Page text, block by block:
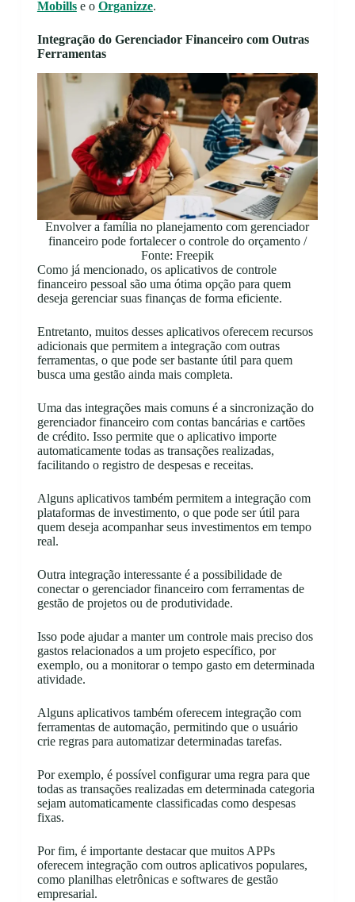
Mobillse o Organizze.
Integração do Gerenciador Financeiro com Outras
Ferramentas
Envolver a família no planejamento com gerenciador
financeiro pode fortalecer o controle do orçamento /
Fonte: Freepik
Como já mencionado, os aplicativos de controle
financeiro pessoal são uma ótima opção para quem
deseja gerenciar suas finanças de forma eficiente.
Entretanto, muitos desses aplicativos oferecem recursos
adicionais que permitem a integração com outras
ferramentas, o que pode ser bastante útil para quem
busca uma gestão ainda mais completa.
Uma das integrações mais comuns é a sincronização do
gerenciador financeiro com contas bancárias e cartões
de crédito. Isso permite que o aplicativo importe
automaticamente todas as transações realizadas,
facilitando o registro de despesas e receitas.
Alguns aplicativos também permitem a integração com
plataformas de investimento, o que pode ser útil para
quem deseja acompanhar seus investimentos em tempo
real.
Outra integração interessante é a possibilidade de
conectar o gerenciador financeiro com ferramentas de
gestão de projetos ou de produtividade.
Isso pode ajudar a manter um controle mais preciso dos
gastos relacionados a um projeto específico, por
exemplo, ou a monitorar o tempo gasto em determinada
atividade.
Alguns aplicativos também oferecem integração com
ferramentas de automação, permitindo que o usuário
crie regras para automatizar determinadas tarefas.
Por exemplo, é possível configurar uma regra para que
todas as transações realizadas em determinada categoria
sejam automaticamente classificadas como despesas
fixas.
Por fim, é importante destacar que muitos APPs
oferecem integração com outros aplicativos populares,
como planilhas eletrônicas e softwares de gestão
empresarial.